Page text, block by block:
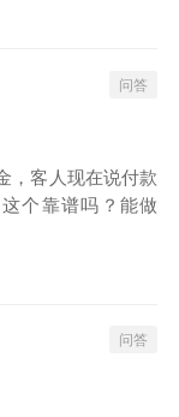
问答
，客人现在说付款
个靠谱吗？能做
问答